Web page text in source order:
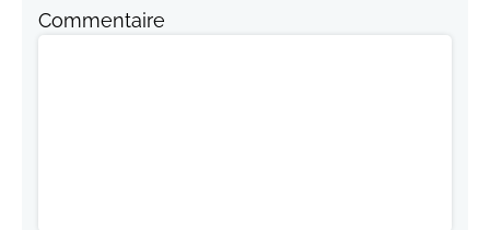
Commentaire